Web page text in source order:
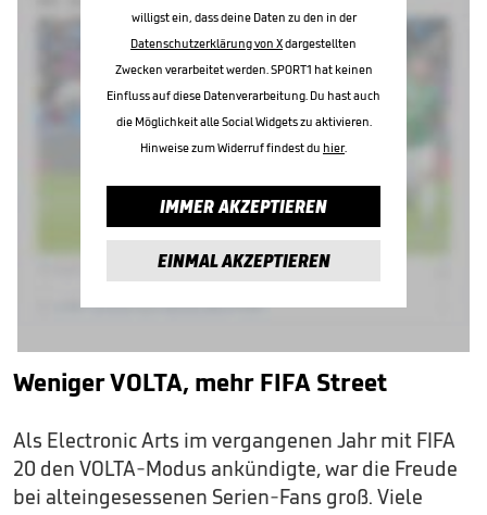
willigst ein, dass deine Daten zu den in der
Datenschutzerklärung von Xdargestellten
Zwecken verarbeitet werden. SPORT1 hat keinen
Einfluss auf diese Datenverarbeitung. Du hast auch
die Möglichkeit alle Social Widgets zu aktivieren.
Hinweise zum Widerruf findest du hier.
IMMER AKZEPTIEREN
EINMAL AKZEPTIEREN
Weniger VOLTA, mehr FIFA Street
Als Electronic Arts im vergangenen Jahr mit FIFA
20 den VOLTA-Modus ankündigte, war die Freude
bei alteingesessenen Serien-Fans groß. Viele